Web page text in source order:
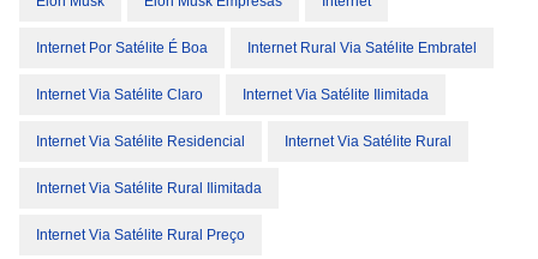
Internet Por Satélite É Boa Internet Rural Via Satélite Embratel
Internet Via Satélite Claro Internet Via Satélite Ilimitada
Internet Via Satélite Residencial Internet Via Satélite Rural
Internet Via Satélite Rural Ilimitada
Internet Via Satélite Rural Preço